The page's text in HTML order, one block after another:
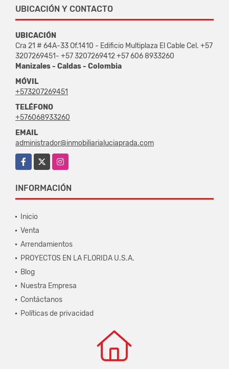
UBICACIÓN Y CONTACTO
UBICACIÓN
Cra 21 # 64A-33 Of.1410 - Edificio Multiplaza El Cable Cel. +57
3207269451- +57 3207269412 +57 606 8933260
Manizales - Caldas - Colombia
MÓVIL
+573207269451
TELÉFONO
+576068933260
EMAIL
administrador@inmobiliarialuciaprada.com
Facebook
Instagram
INFORMACIÓN
Inicio
Venta
Arrendamientos
PROYECTOS EN LA FLORIDA U.S.A.
Blog
Nuestra Empresa
Contáctanos
Políticas de privacidad